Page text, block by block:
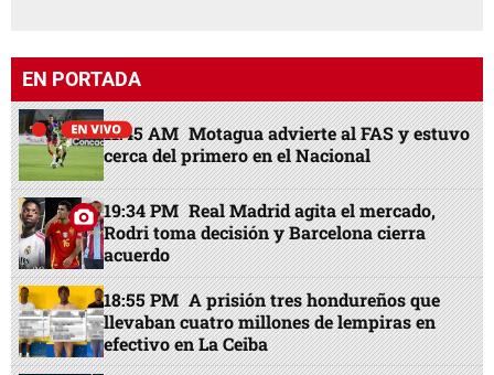
EN PORTADA
11:45 AM Motagua advierte al FAS y estuvo
cerca del primero en el Nacional
19:34 PM Real Madrid agita el mercado,
Rodri toma decisión y Barcelona cierra
acuerdo
18:55 PM A prisión tres hondureños que
llevaban cuatro millones de lempiras en
efectivo en La Ceiba